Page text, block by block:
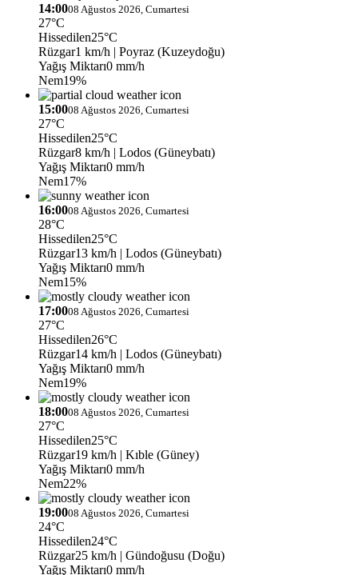
14:0008 Ağustos 2026, Cumartesi
27°C
Hissedilen25°C
Rüzgar1 km/h | Poyraz (Kuzeydoğu)
Yağış Miktarı0 mm/h
Nem19%
15:0008 Ağustos 2026, Cumartesi
27°C
Hissedilen25°C
Rüzgar8 km/h | Lodos (Güneybatı)
Yağış Miktarı0 mm/h
Nem17%
16:0008 Ağustos 2026, Cumartesi
28°C
Hissedilen25°C
Rüzgar13 km/h | Lodos (Güneybatı)
Yağış Miktarı0 mm/h
Nem15%
17:0008 Ağustos 2026, Cumartesi
27°C
Hissedilen26°C
Rüzgar14 km/h | Lodos (Güneybatı)
Yağış Miktarı0 mm/h
Nem19%
18:0008 Ağustos 2026, Cumartesi
27°C
Hissedilen25°C
Rüzgar19 km/h | Kıble (Güney)
Yağış Miktarı0 mm/h
Nem22%
19:0008 Ağustos 2026, Cumartesi
24°C
Hissedilen24°C
Rüzgar25 km/h | Gündoğusu (Doğu)
Yağış Miktarı0 mm/h